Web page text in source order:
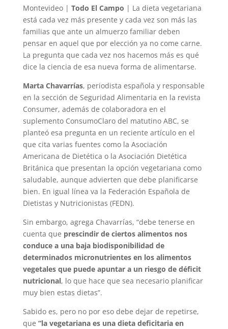
Montevideo | Todo El Campo | La dieta vegetariana
está cada vez más presente y cada vez son más las
familias que ante un almuerzo familiar deben
pensar en aquel que por elección ya no come carne.
La pregunta que cada vez nos hacemos más es qué
dice la ciencia de esa nueva forma de alimentarse.
Marta Chavarrías, periodista española y responsable
en la sección de Seguridad Alimentaria en la revista
Consumer, además de colaboradora en el
suplemento ConsumoClaro del matutino ABC, se
planteó esa pregunta en un reciente artículo en el
que cita varias fuentes como la Asociación
Americana de Dietética o la Asociación Dietética
Británica que presentan la opción vegetariana como
saludable, aunque advierten que debe planificarse
bien. En igual línea va la Federación Española de
Dietistas y Nutricionistas (FEDN).
Sin embargo, agrega Chavarrías, “debe tenerse en
cuenta que prescindir de ciertos alimentos nos
conduce a una baja biodisponibilidad de
determinados micronutrientes en los alimentos
vegetales que puede apuntar a un riesgo de déficit
nutricional, lo que hace que sea necesario planificar
muy bien estas dietas”.
Sabido es, pero no por eso debe dejar de repetirse,
que “la vegetariana es una dieta deficitaria en